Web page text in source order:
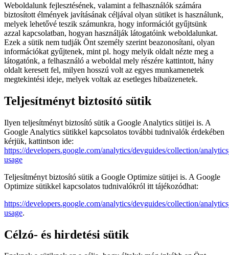
Weboldalunk fejlesztésének, valamint a felhasználók számára
biztosított élmények javításának céljával olyan sütiket is használunk,
melyek lehetővé teszik számunkra, hogy információt gyűjtsünk
azzal kapcsolatban, hogyan használják látogatóink weboldalunkat.
Ezek a sütik nem tudják Önt személy szerint beazonosítani, olyan
információkat gyűjtenek, mint pl. hogy melyik oldalt nézte meg a
látogatónk, a felhasználó a weboldal mely részére kattintott, hány
oldalt keresett fel, milyen hosszú volt az egyes munkamenetek
megtekintési ideje, melyek voltak az esetleges hibaüzenetek.
Teljesítményt biztosító sütik
Ilyen teljesítményt biztosító sütik a Google Analytics sütijei is. A
Google Analytics sütikkel kapcsolatos további tudnivalók érdekében
kérjük, kattintson ide:
https://developers.google.com/analytics/devguides/collection/
usage
Teljesítményt biztosító sütik a Google Optimize sütijei is. A Google
Optimize sütikkel kapcsolatos tudnivalókról itt tájékozódhat:
https://developers.google.com/analytics/devguides/collection/
usage.
Célzó- és hirdetési sütik